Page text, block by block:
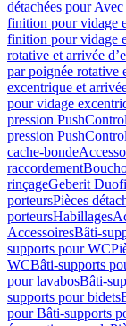
détachées pour
finition pour vidage
finition pour vidage
rotative et arrivée
par poignée rotative
excentrique et
pour vidage
pression PushControl
pression PushControl
cache-bonde
raccordement
rinçageGeberit
porteursPièces
porteursHabillages
AccessoiresBâti-
supports pour WC
WCBâti-supports
pour lavabosBâti-
supports pour bidets
pour Bâti-supports